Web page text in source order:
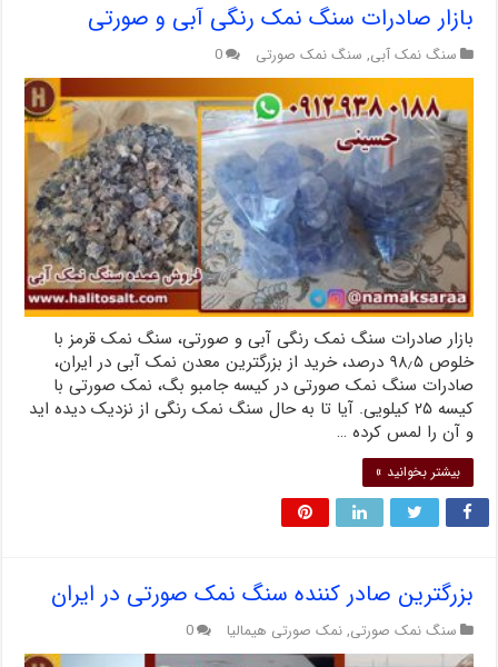
بازار صادرات سنگ نمک رنگی آبی و صورتی
سنگ نمک آبی, سنگ نمک صورتی 0
بازار صادرات سنگ نمک رنگی آبی و صورتی، سنگ نمک قرمز با
خلوص ۹۸٫۵ درصد، خرید از بزرگترین معدن نمک آبی در ایران،
صادرات سنگ نمک صورتی در کیسه جامبو بگ، نمک صورتی با
کیسه ۲۵ کیلویی. آیا تا به حال سنگ نمک رنگی از نزدیک دیده اید
و آن را لمس کرده …
بیشتر بخوانید »
بزرگترین صادر کننده سنگ نمک صورتی در ایران
سنگ نمک صورتی, نمک صورتی هیمالیا 0